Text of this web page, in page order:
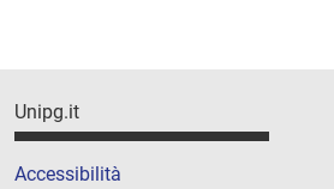
Unipg.it
Accessibilità